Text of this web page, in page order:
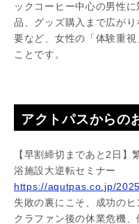
ックコーヒー中心の男性
品、グッズ購入まで広が
要など、女性の「体験重
ことです。
アクトパスからの
【早割締切まであと2日
浴施設大逆転セミナー
https://aqutpas.co.jp/
失敗の裏にこそ、成功のヒ
クラファン後の休業危機